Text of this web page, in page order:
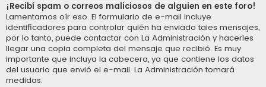
¡Recibí spam o correos maliciosos de alguien en este foro!
Lamentamos oír eso. El formulario de e-mail incluye
identificadores para controlar quién ha enviado tales mensajes,
por lo tanto, puede contactar con La Administración y hacerles
llegar una copia completa del mensaje que recibió. Es muy
importante que incluya la cabecera, ya que contiene los datos
del usuario que envió el e-mail. La Administración tomará
medidas.